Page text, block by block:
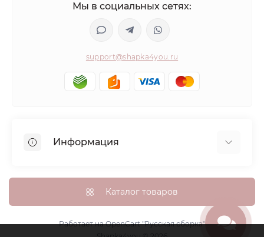
Мы в социальных сетях:
support@shapka4you.ru
Информация
Доставка, оплата и бонусные баллы
Гарантия возврата
Политика конфиденциальности
Каталог товаров
Работает наOpenCart "Русская сборка"